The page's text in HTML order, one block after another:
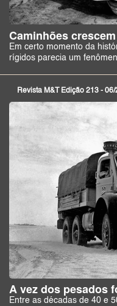
Caminhões
Em certo momento da
rígidos parecia um
Revista M&T Edição 213 - 06/
A vez dos pesados
Entre as décadas de 40 e